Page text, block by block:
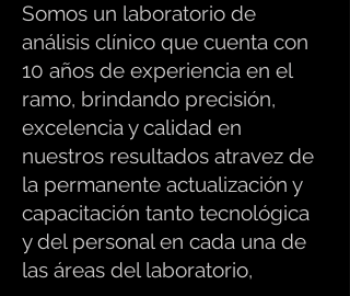
Somos un laboratorio de
análisis clínico que cuenta con
10 años de experiencia en el
ramo, brindando precisión,
excelencia y calidad en
nuestros resultados atravez de
la permanente actualización y
capacitación tanto tecnológica
y del personal en cada una de
las áreas del laboratorio,